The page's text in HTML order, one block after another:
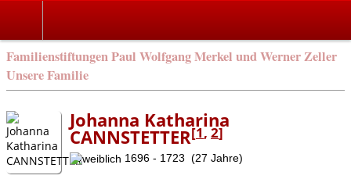
Familienstiftungen Paul Wolfgang Merkel und Werner Zeller
Unsere Familie
Johanna Katharina
CANNSTETTER[1,2]
1696 - 1723 (27 Jahre)